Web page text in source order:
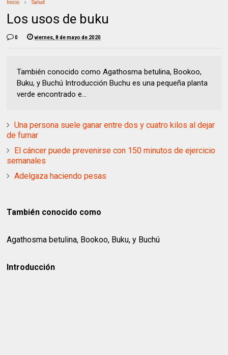
Inicio Salud
Los usos de buku
0 viernes, 8 de mayo de 2020
También conocido como Agathosma betulina, Bookoo,
Buku, y Buchú Introducción Buchu es una pequeña planta
verde encontrado e...
Una persona suele ganar entre dos y cuatro kilos al dejar
de fumar
El cáncer puede prevenirse con 150 minutos de ejercicio
semanales
Adelgaza haciendo pesas
También conocido como
Agathosma betulina, Bookoo, Buku, y Buchú
Introducción